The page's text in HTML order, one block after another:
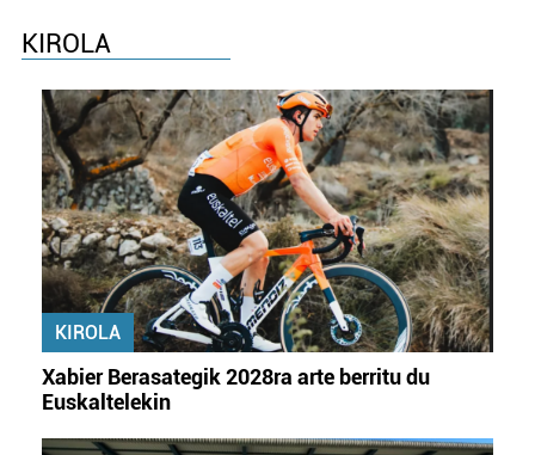
KIROLA
KIROLA
Xabier Berasategik 2028ra arte berritu du
Euskaltelekin